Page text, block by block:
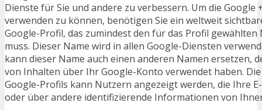
Dienste für Sie und andere zu verbessern. Um die Google
verwenden zu können, benötigen Sie ein weltweit
Google-Profil, das zumindest den für das Profil
muss. Dieser Name wird in allen Google-Diensten
kann dieser Name auch einen anderen Namen ersetzen,
von Inhalten über Ihr Google-Konto verwendet haben.
Google-Profils kann Nutzern angezeigt werden, die Ihre
oder über andere identifizierende Informationen von